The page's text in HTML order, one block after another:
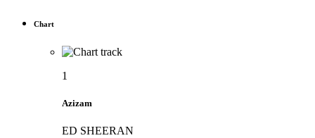
Chart
1
Azizam
ED SHEERAN